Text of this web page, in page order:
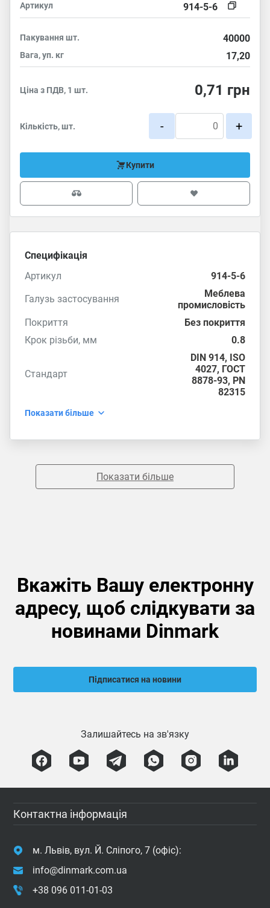
Артикул 914-5-6
Пакування шт. 40000
Вага, уп. кг 17,20
Ціна з ПДВ, 1 шт. 0,71 грн
Кількість, шт. - +
Купити
Специфікація
Артикул
914-5-6
Галузь застосування
Меблева
промисловість
Покриття
Без покриття
Крок різьби, мм
0.8
Стандарт
DIN 914, ISO
4027, ГОСТ
8878-93, PN
82315
Показати більше
Показати більше
Вкажіть Вашу електронну
адресу, щоб слідкувати за
новинами Dinmark
Підписатися на новини
Залишайтесь на зв'язку
Контактна інформація
м. Львів, вул. Й. Сліпого, 7 (офіс):
info@dinmark.com.ua
+38 096 011-01-03